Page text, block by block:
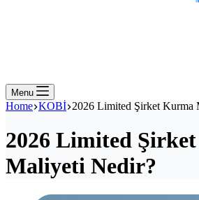
Menu
Home KOBİ 2026 Limited Şirket Kurma
2026 Limited
Maliyeti Nedir?